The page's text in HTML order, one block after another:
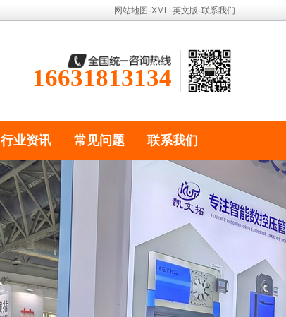
网站地图-XML-英文版-联系我们
16631813134
行业资讯 常见问题 联系我们